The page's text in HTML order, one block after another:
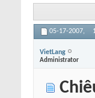
05-17-2007,
VietLang
Administrator